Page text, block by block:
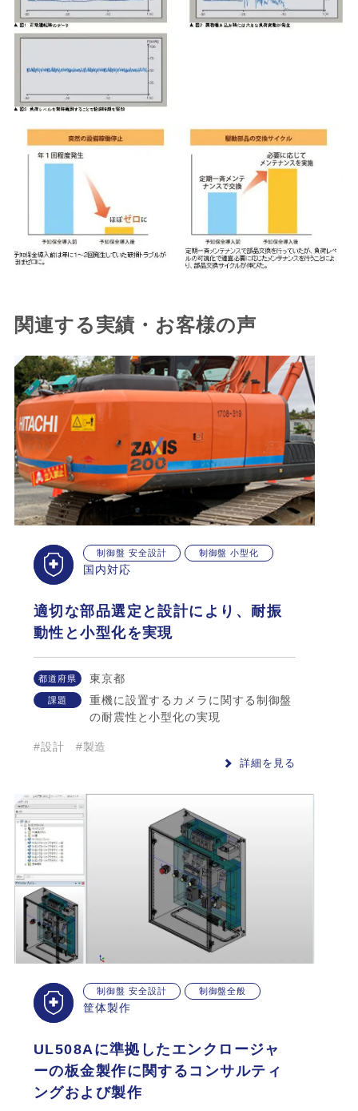
関連する実績・お客様の声
制御盤 安全設計 制御盤 小型化
国内対応
適切な部品選定と設計により、耐振
動性と小型化を実現
都道府県 東京都
課題
重機に設置するカメラに関する制御盤
の耐震性と小型化の実現
#設計 #製造
詳細を見る
制御盤 安全設計 制御盤全般
筐体製作
UL508Aに準拠したエンクロージャ
ーの板金製作に関するコンサルティ
ングおよび製作